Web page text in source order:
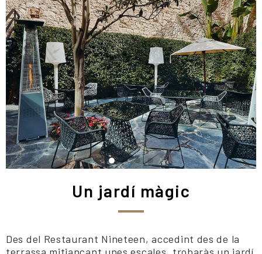
Un jardí màgic
Des del Restaurant Nineteen, accedint des de la